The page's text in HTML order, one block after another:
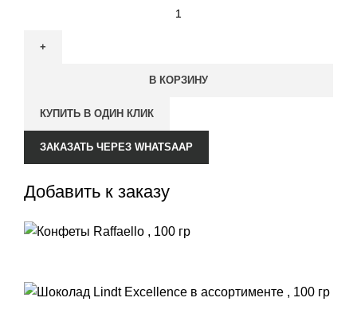
В КОРЗИНУ
КУПИТЬ В ОДИН КЛИК
ЗАКАЗАТЬ ЧЕРЕЗ WHATSAAP
Добавить к заказу